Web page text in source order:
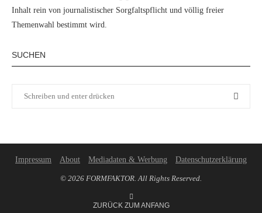
Inhalt rein von journalistischer Sorgfaltspflicht und völlig freier
Themenwahl bestimmt wird.
SUCHEN
Impressum About Mediadaten & Werbung Datenschutzerklärung
© 2026 FORMFAKTOR. All Rights Reserved.
ZURÜCK ZUM ANFANG